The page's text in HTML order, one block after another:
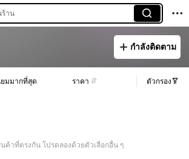
าน
กำลังติดตาม
มมากที่สุด ราคา ตัวกรอง
ค้าที่ตรงกัน โปรดลองด้วยตัวเลือกอื่น ๆ